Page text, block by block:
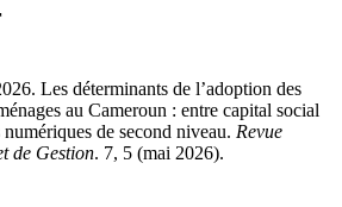
Les déterminants de l’adoption des
au Cameroun : entre capital social
de second niveau. Revue
de Gestion. 7, 5 (mai 2026).